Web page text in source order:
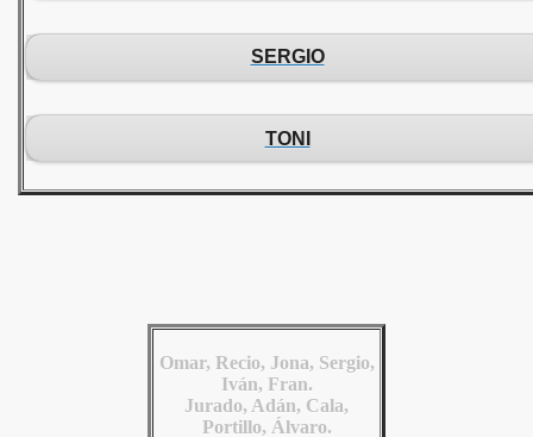
SERGIO
TONI
Omar, Recio, Jona, Sergio,
Iván, Fran.
Jurado, Adán, Cala,
Portillo, Álvaro.